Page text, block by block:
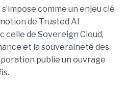
comme un enjeu clé
de Trusted AI
celle de Sovereign Cloud,
et la souveraineté des
publie un ouvrage